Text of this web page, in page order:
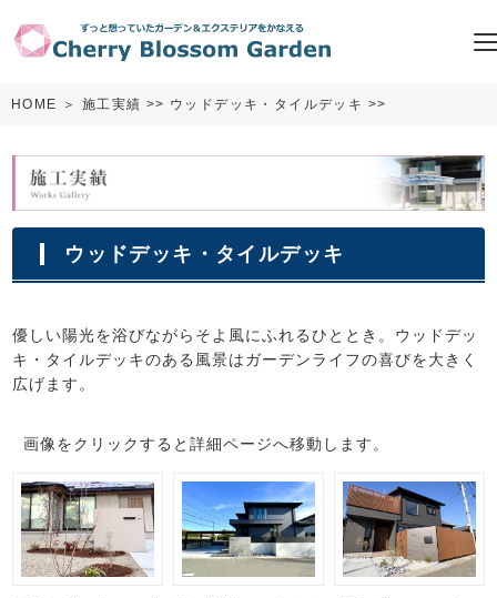
HOME ＞ 施工実績 >> ウッドデッキ・タイルデッキ >>
ウッドデッキ・タイルデッキ
優しい陽光を浴びながらそよ風にふれるひととき。ウッドデッ
キ・タイルデッキのある風景はガーデンライフの喜びを大きく
広げます。
画像をクリックすると詳細ページへ移動します。